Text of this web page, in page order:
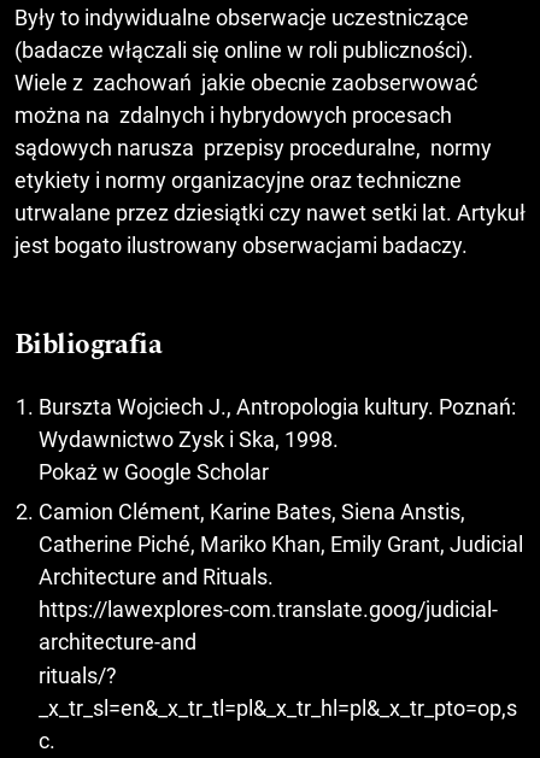
Były to indywidualne obserwacje uczestniczące
(badacze włączali się online w roli publiczności).
Wiele z zachowań jakie obecnie zaobserwować
można na zdalnych i hybrydowych procesach
sądowych narusza przepisy proceduralne, normy
etykiety i normy organizacyjne oraz techniczne
utrwalane przez dziesiątki czy nawet setki lat. Artykuł
jest bogato ilustrowany obserwacjami badaczy.
Bibliografia
Burszta Wojciech J., Antropologia kultury. Poznań:
Wydawnictwo Zysk i Ska, 1998.
Pokaż w Google Scholar
Camion Clément, Karine Bates, Siena Anstis,
Catherine Piché, Mariko Khan, Emily Grant, Judicial
Architecture and Rituals.
https://lawexplores-com.translate.goog/judicial-
architecture-and
rituals/?
_x_tr_sl=en&_x_tr_tl=pl&_x_tr_hl=pl&_x_tr_pto=op,s
c.